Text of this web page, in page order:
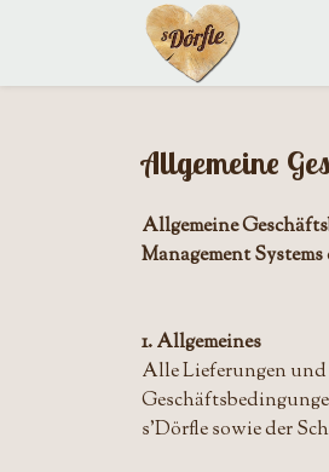
Allgemeine
Allgemeine
Management
1. Allgemeines
Alle Lieferungen
s'Dörfle sowie der